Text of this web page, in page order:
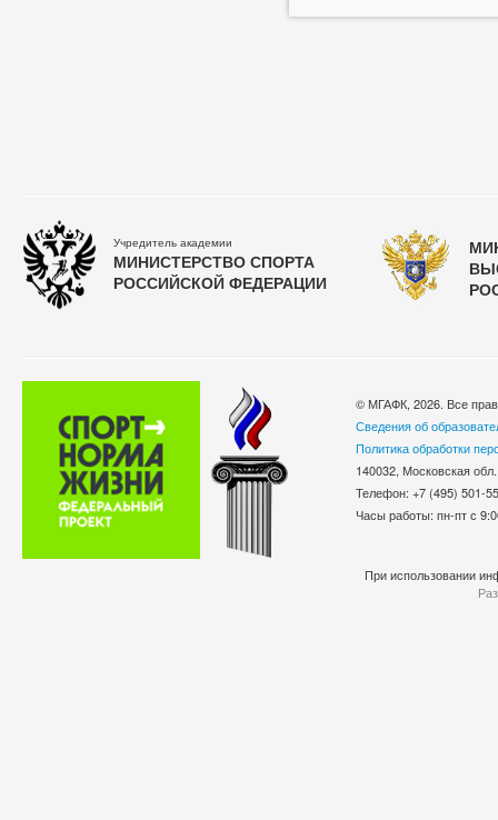
Учредитель академии
МИНИСТЕРСТВО СПОРТА
РОССИЙСКОЙ ФЕДЕРАЦИИ
© МГАФК, 2026. Все
Сведения об
Политика обработки
140032, Московская
Телефон: +7 (495)
Часы работы: пн-пт с
При использовании